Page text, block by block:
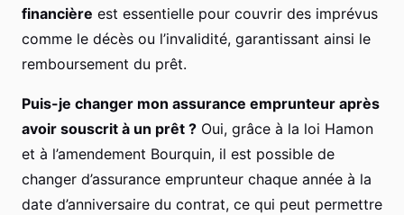
financière est essentielle pour couvrir des imprévus
comme le décès ou l’invalidité, garantissant ainsi le
remboursement du prêt.
Puis-je changer mon assurance emprunteur après
avoir souscrit à un prêt ? Oui, grâce à la loi Hamon
et à l’amendement Bourquin, il est possible de
changer d’assurance emprunteur chaque année à la
date d’anniversaire du contrat, ce qui peut permettre